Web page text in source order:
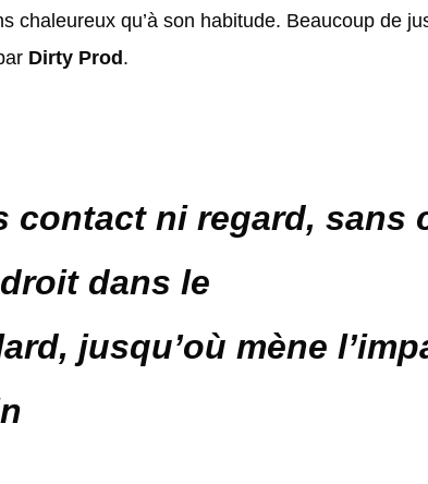
chaleureux qu’à son habitude. Beaucoup de
Dirty Prod .
contact ni regard, sans
dans le
jusqu’où mène